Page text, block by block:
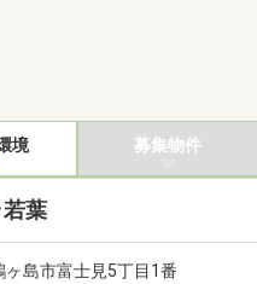
境 募集物件
葉
ヶ島市富士見5丁目1番